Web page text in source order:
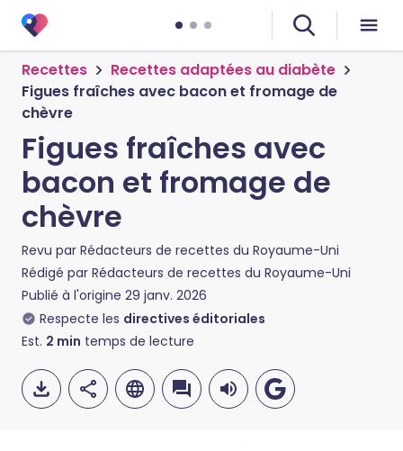
Recettes
Recettes adaptées au diabète
Figues fraîches avec bacon et fromage de
chèvre
Figues fraîches avec
bacon et fromage de
chèvre
Revu par Rédacteurs de recettes du Royaume-Uni
Rédigé par Rédacteurs de recettes du Royaume-Uni
Publié à l'origine 29 janv. 2026
Respecte les directives éditoriales
Est. 2 min temps de lecture